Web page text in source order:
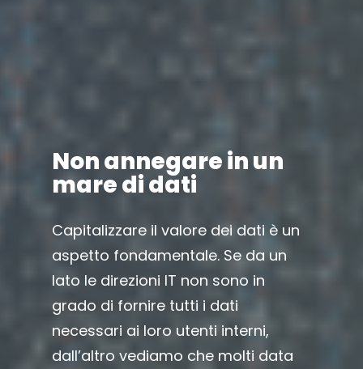
Non annegare in un
mare di dati
Capitalizzare il valore dei dati è un
aspetto fondamentale. Se da un
lato le direzioni IT non sono in
grado di fornire tutti i dati
necessari ai loro utenti interni,
dall’altro vediamo che molti data